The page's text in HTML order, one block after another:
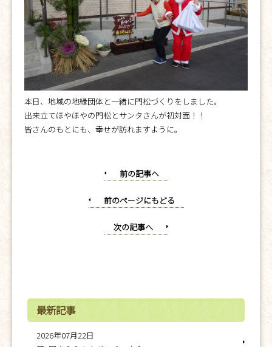
本日、地域の地縁団体と一緒に門松づくりをしました。
出来立てほやほやの門松とサンタさんが初対面！！
皆さんのもとにも、幸せが訪れますように。
前の記事へ
前のページにもどる
次の記事へ
最新記事
2026年07月22日